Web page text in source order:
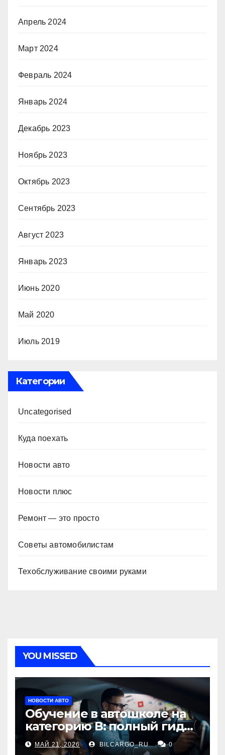
Апрель 2024
Март 2024
Февраль 2024
Январь 2024
Декабрь 2023
Ноябрь 2023
Октябрь 2023
Сентябрь 2023
Август 2023
Январь 2023
Июнь 2020
Май 2020
Июль 2019
Категории
Uncategorised
Куда поехать
Новости авто
Новости плюс
Ремонт — это просто
Советы автомобилистам
Техобслуживание своими руками
YOU MISSED
НОВОСТИ АВТО
Обучение в автошколе на
категорию В: полный гид
для будущих водителей
МАЙ 21, 2026 BILCARGO_RU 0